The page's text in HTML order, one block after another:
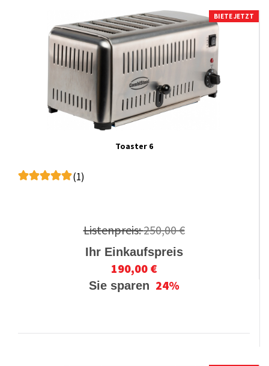
BIETE JETZT
Toaster 6
(1)
Listenpreis:250,00 €
Ihr Einkaufspreis
190,00 €
Sie sparen 24%